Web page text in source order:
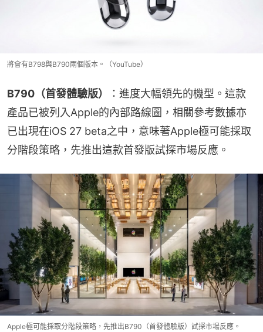
將會有B798與B790兩個版本。（YouTube）
B790（首發體驗版）
：進度大幅領先的機型。這款
產品已被列入Apple的內部路線圖，相關參考數據亦
已出現在iOS 27 beta之中，意味著Apple極可能採取
分階段策略，先推出這款首發版試探市場反應。
Apple極可能採取分階段策略，先推出B790（首發體驗版）試探市場反應。